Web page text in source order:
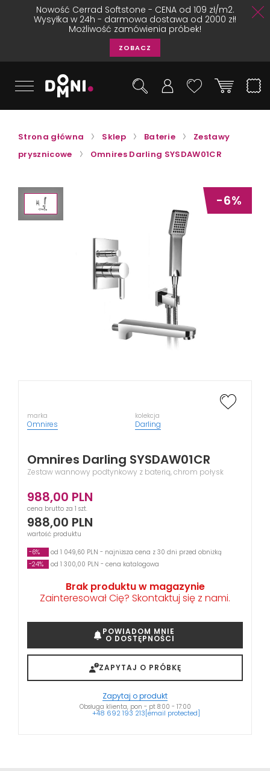
Nowość Cerrad Softstone - CENA od 109 zł/m2.
Wysyłka w 24h - darmowa dostawa od 2000 zł!
Możliwość zamówienia próbek!
ZOBACZ
Strona główna Sklep Baterie
Zestawy
prysznicowe
Omnires Darling SYSDAW01CR
-6%
marka
Omnires
kolekcja
Darling
Omnires Darling SYSDAW01CR
Zestaw wannowy podtynkowy z baterią, chrom połysk
988,00 PLN
cena brutto za 1 szt.
988,00 PLN
wartość produktu
-6%
od 1 049,60 PLN - najniższa cena z 30 dni przed obniżką
-24%
od 1 300,00 PLN - cena katalogowa
Brak produktu w magazynie
Zainteresował Cię? Skontaktuj się z nami.
POWIADOM MNIE
O DOSTĘPNOŚCI
ZAPYTAJ O PRÓBKĘ
Zapytaj o produkt
Obsługa klienta, pon - pt 8:00 - 17:00
+48 692 193 213[email protected]